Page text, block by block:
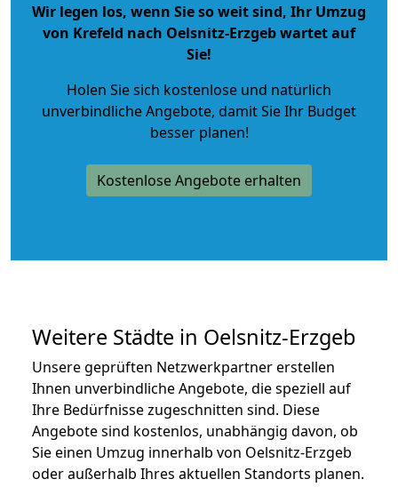
Wir legen los, wenn Sie so weit sind, Ihr Umzug
von Krefeld nach Oelsnitz-Erzgeb wartet auf
Sie!
Holen Sie sich kostenlose und natürlich
unverbindliche Angebote, damit Sie Ihr Budget
besser planen!
Kostenlose Angebote erhalten
Weitere Städte in Oelsnitz-Erzgeb
Unsere geprüften Netzwerkpartner erstellen
Ihnen unverbindliche Angebote, die speziell auf
Ihre Bedürfnisse zugeschnitten sind. Diese
Angebote sind kostenlos, unabhängig davon, ob
Sie einen Umzug innerhalb von Oelsnitz-Erzgeb
oder außerhalb Ihres aktuellen Standorts planen.